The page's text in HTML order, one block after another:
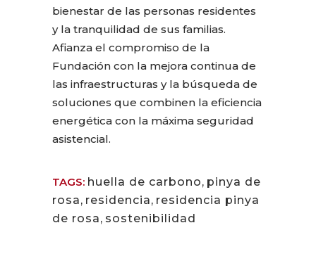
bienestar de las personas residentes
y la tranquilidad de sus familias.
Afianza el compromiso de la
Fundación con la mejora continua de
las infraestructuras y la búsqueda de
soluciones que combinen la eficiencia
energética con la máxima seguridad
asistencial.
TAGS: huella de carbono, pinya de
rosa, residencia, residencia pinya
de rosa, sostenibilidad